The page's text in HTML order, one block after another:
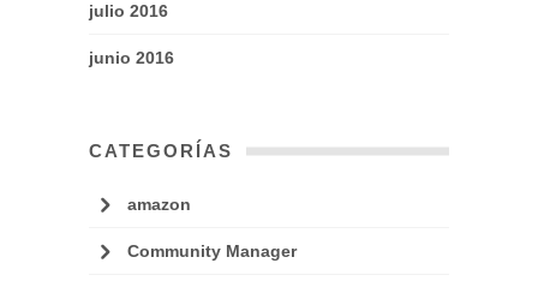
julio 2016
junio 2016
CATEGORÍAS
amazon
Community Manager